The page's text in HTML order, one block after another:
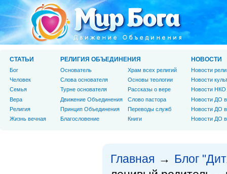
Главная → Блог
СТАТЬИ
Бог
Человек
Cемья
Вера
Религия
Жизнь вечная
РЕЛИГИЯ ОБЪЕДИНЕНИЯ
Основатель
Слова основателя
Турне основателя
Движение Объединения
Принцип Объединения
Благословение
Храм всех религий
Основы теологии
Рассказы о вере
Слово пастора
Переводы служб
Книги
НОВОСТИ
Новости
Новости
Новости НКО
Новости ДО
Новости ДО
Новости ДО